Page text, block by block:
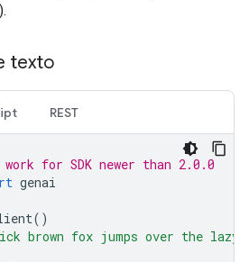
).
texto
REST
for SDK newer than 2.0.0
genai
()
brown fox jumps over the lazy